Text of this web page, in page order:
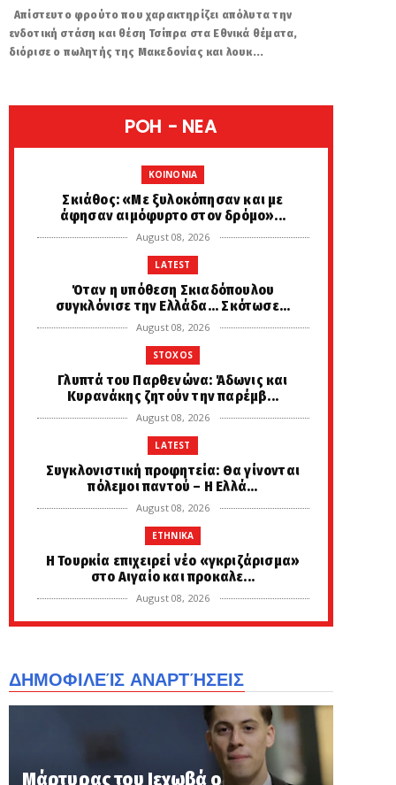
Απίστευτο φρούτο που χαρακτηρίζει απόλυτα την
ενδοτική στάση και θέση Τσίπρα στα Εθνικά θέματα,
διόρισε ο πωλητής της Μακεδονίας και λουκ...
POH - NEA
KOINONIA
Σκιάθος: «Με ξυλοκόπησαν και με
άφησαν αιμόφυρτο στον δρόμο»...
August 08, 2026
LATEST
Όταν η υπόθεση Σκιαδόπουλου
συγκλόνισε την Ελλάδα... Σκότωσε...
August 08, 2026
STOXOS
Γλυπτά του Παρθενώνα: Άδωνις και
Κυρανάκης ζητούν την παρέμβ...
August 08, 2026
LATEST
Συγκλονιστική προφητεία: Θα γίνονται
πόλεμοι παντού – Η Ελλά...
August 08, 2026
ETHNIKA
Η Τουρκία επιχειρεί νέο «γκριζάρισμα»
στο Αιγαίο και προκαλε...
August 08, 2026
LATEST
August 08, 2026
Οργανισμός Ισλαμικής Συνεργασίας:
«Πυλώνας ασφάλειας» η αμυν...
August 08, 2026
ΔΗΜΟΦΙΛΕΊΣ ΑΝΑΡΤΉΣΕΙΣ
Μάρτυρας του Ιεχωβά ο